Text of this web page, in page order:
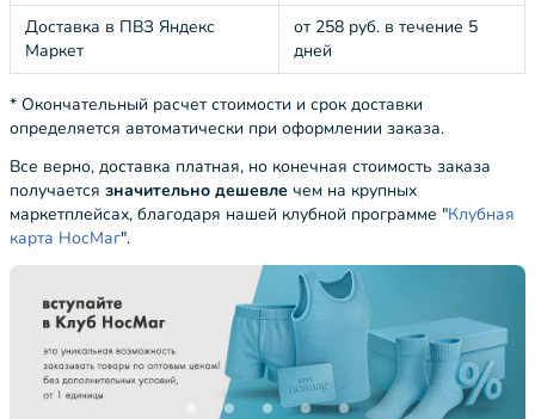
Доставка в ПВЗ Яндекс
Маркет
от 258 руб. в течение 5
дней
* Окончательный расчет стоимости и срок доставки
определяется автоматически при оформлении заказа.
Все верно, доставка платная, но конечная стоимость заказа
получается значительно дешевле чем на крупных
маркетплейсах, благодаря нашей клубной программе "Клубная
карта НосМаг".